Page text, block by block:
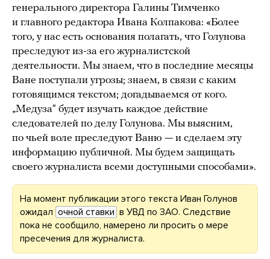
генерального директора Галины Тимченко
и главного редактора Ивана Колпакова: «Более
того, у нас есть основания полагать, что Голунова
преследуют из-за его журналистской
деятельности. Мы знаем, что в последние месяцы
Ване поступали угрозы; знаем, в связи с каким
готовящимся текстом; догадываемся от кого.
„Медуза“ будет изучать каждое действие
следователей по делу Голунова. Мы выясним,
по чьей воле преследуют Ваню — и сделаем эту
информацию публичной. Мы будем защищать
своего журналиста всеми доступными способами».
На момент публикации этого текста Иван Голунов
ожидал очной ставки в УВД по ЗАО. Следствие
пока не сообщило, намерено ли просить о мере
пресечения для журналиста.